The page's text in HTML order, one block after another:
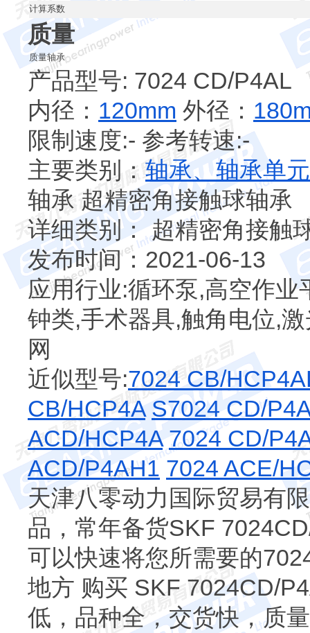
计算系数
质量
质量轴承
产品型号: 7024 CD/P4AL
内径： 120mm 外径：
限制速度:- 参考转速:-
主要类别： 轴承、轴承单
轴承 超精密角接触球轴承
详细类别： 超精密角接触
发布时间：2021-06-13
应用行业:循环泵,高空作
钟类,手术器具,触角电位,
网
近似型号:7024 CB/
CB/HCP4A S7024 CD/P4A
ACD/HCP4A 7024 CD/
ACD/P4AH1 7024 ACE/
天津八零动力国际贸易有
品，常年备货SKF
可以快速将您所需要的
地方 购买 SKF 7024CD/
低，品种全，交货快，质